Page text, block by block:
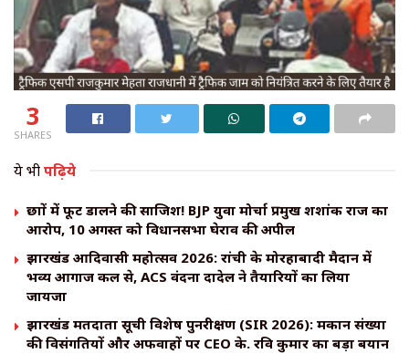
3
SHARES
ये भीपढ़िये
छात्रों में फूट डालने की साजिश! BJP युवा मोर्चा प्रमुख शशांक राज का
आरोप, 10 अगस्त को विधानसभा घेराव की अपील
झारखंड आदिवासी महोत्सव 2026: रांची के मोरहाबादी मैदान में
भव्य आगाज कल से, ACS वंदना दादेल ने तैयारियों का लिया
जायजा
झारखंड मतदाता सूची विशेष पुनरीक्षण (SIR 2026): मकान संख्या
की विसंगतियों और अफवाहों पर CEO के. रवि कुमार का बड़ा बयान